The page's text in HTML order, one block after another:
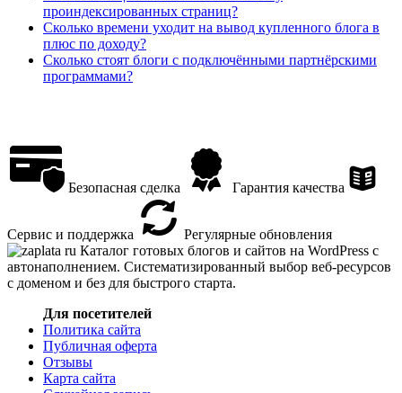
проиндексированных страниц?
Сколько времени уходит на вывод купленного блога в
плюс по доходу?
Сколько стоят блоги с подключёнными партнёрскими
программами?
Безопасная сделка Гарантия качества
Сервис и поддержка
Регулярные обновления
Каталог готовых блогов и сайтов на WordPress с
автонаполнением. Систематизированный выбор веб-ресурсов
с доменом и без для быстрого старта.
Для посетителей
Политика сайта
Публичная оферта
Отзывы
Карта сайта